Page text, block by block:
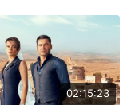
02:15:23